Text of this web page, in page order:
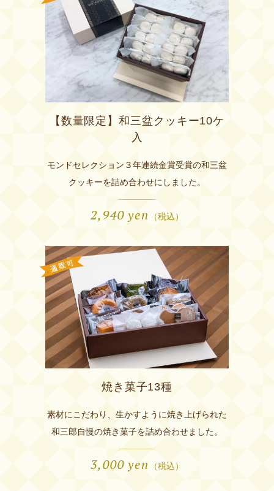
【数量限定】和三盆クッキー10ケ
入
モンドセレクション３年連続金賞受賞の和三盆
クッキーを詰め合わせにしました。
2,940 yen （税込）
焼き菓子13種
素材にこだわり、生かすように焼き上げられた
和三郎自慢の焼き菓子を詰め合わせました。
3,000 yen （税込）